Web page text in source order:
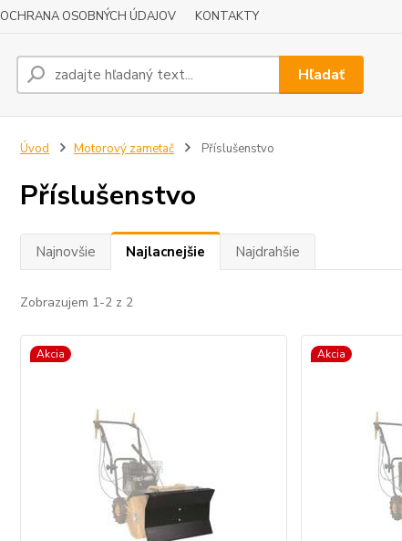
OCHRANA OSOBNÝCH ÚDAJOV KONTAKTY
Hľadať
Úvod Motorový zametač Příslušenstvo
Příslušenstvo
Najnovšie Najlacnejšie Najdrahšie
Zobrazujem 1-2 z 2
Akcia Akcia